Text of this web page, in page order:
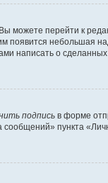
можете перейти к
небольшая
написать о
подпись в форме
пункта